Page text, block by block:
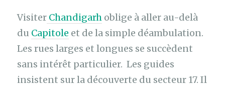
Visiter Chandigarh oblige à aller au-delà
du Capitole et de la simple déambulation.
Les rues larges et longues se succèdent
sans intérêt particulier. Les guides
insistent sur la découverte du secteur 17. Il